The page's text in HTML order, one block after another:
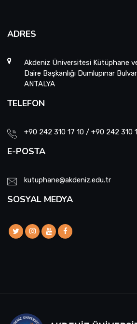
ADRES
Akdeniz Üniversitesi Kütüphane
Daire Başkanlığı Dumlupınar
ANTALYA
TELEFON
+90 242 310 17 10 / +90 242 310
E-POSTA
kutuphane@akdeniz.edu.tr
SOSYAL MEDYA